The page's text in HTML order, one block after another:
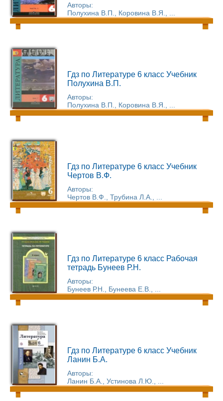
Авторы:
Полухина В.П., Коровина В.Я., ...
Гдз по Литературе 6 класс Учебник
Полухина В.П.
Авторы:
Полухина В.П., Коровина В.Я., ...
Гдз по Литературе 6 класс Учебник
Чертов В.Ф.
Авторы:
Чертов В.Ф., Трубина Л.А., ...
Гдз по Литературе 6 класс Рабочая
тетрадь Бунеев Р.Н.
Авторы:
Бунеев Р.Н., Бунеева Е.В., ...
Гдз по Литературе 6 класс Учебник
Ланин Б.А.
Авторы:
Ланин Б.А., Устинова Л.Ю., ...